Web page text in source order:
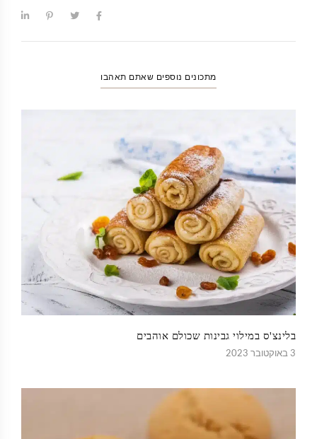
מתכונים נוספים שאתם תאהבו
בלינצ'ס במילוי גבינות שכולם אוהבים
3 באוקטובר 2023